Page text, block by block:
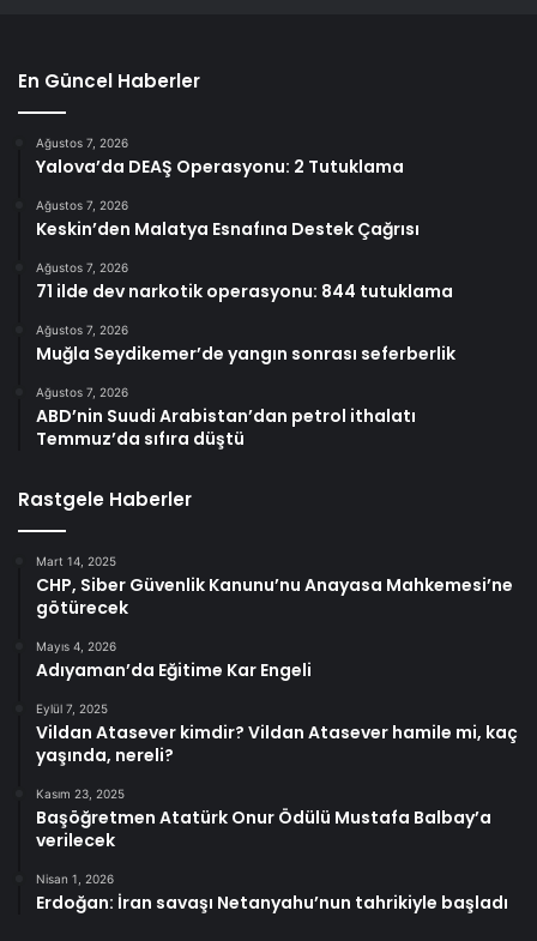
En Güncel Haberler
Ağustos 7, 2026
Yalova’da DEAŞ Operasyonu: 2 Tutuklama
Ağustos 7, 2026
Keskin’den Malatya Esnafına Destek Çağrısı
Ağustos 7, 2026
71 ilde dev narkotik operasyonu: 844 tutuklama
Ağustos 7, 2026
Muğla Seydikemer’de yangın sonrası seferberlik
Ağustos 7, 2026
ABD’nin Suudi Arabistan’dan petrol ithalatı
Temmuz’da sıfıra düştü
Rastgele Haberler
Mart 14, 2025
CHP, Siber Güvenlik Kanunu’nu Anayasa Mahkemesi’ne
götürecek
Mayıs 4, 2026
Adıyaman’da Eğitime Kar Engeli
Eylül 7, 2025
Vildan Atasever kimdir? Vildan Atasever hamile mi, kaç
yaşında, nereli?
Kasım 23, 2025
Başöğretmen Atatürk Onur Ödülü Mustafa Balbay’a
verilecek
Nisan 1, 2026
Erdoğan: İran savaşı Netanyahu’nun tahrikiyle başladı